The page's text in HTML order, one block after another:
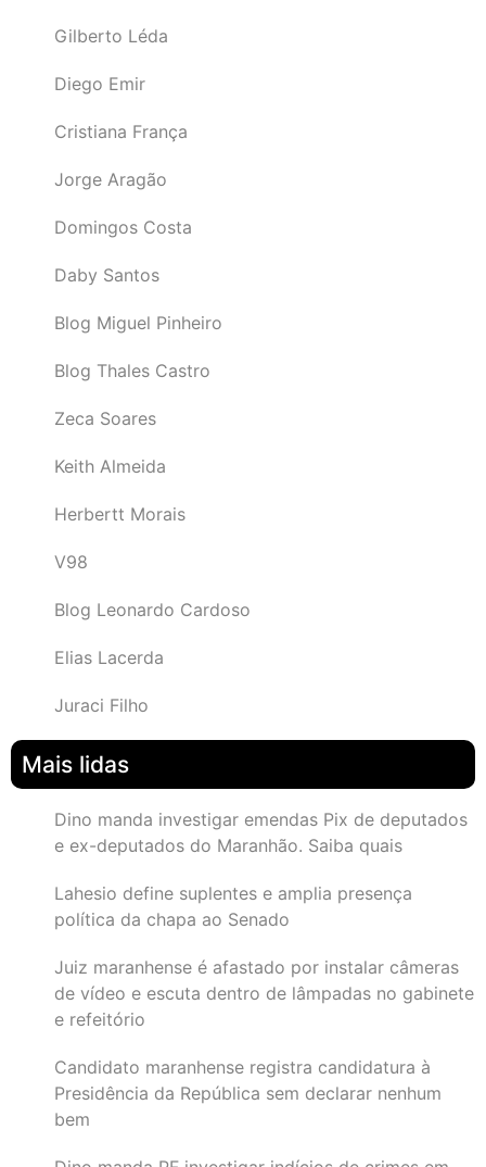
Gilberto Léda
Diego Emir
Cristiana França
Jorge Aragão
Domingos Costa
Daby Santos
Blog Miguel Pinheiro
Blog Thales Castro
Zeca Soares
Keith Almeida
Herbertt Morais
V98
Blog Leonardo Cardoso
Elias Lacerda
Juraci Filho
Mais lidas
Dino manda investigar emendas Pix de deputados
e ex-deputados do Maranhão. Saiba quais
Lahesio define suplentes e amplia presença
política da chapa ao Senado
Juiz maranhense é afastado por instalar câmeras
de vídeo e escuta dentro de lâmpadas no gabinete
e refeitório
Candidato maranhense registra candidatura à
Presidência da República sem declarar nenhum
bem